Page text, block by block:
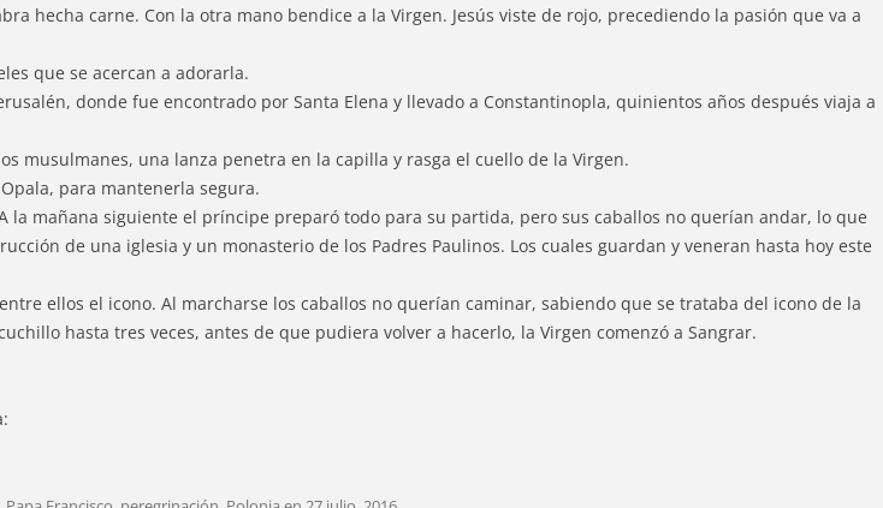
hecha carne. Con la otra mano bendice a la Virgen. Jesús viste de rojo, precediendo la pasión que va a
que se acercan a adorarla.
donde fue encontrado por Santa Elena y llevado a Constantinopla, quinientos años después viaja a
musulmanes, una lanza penetra en la capilla y rasga el cuello de la Virgen.
para mantenerla segura.
la mañana siguiente el príncipe preparó todo para su partida, pero sus caballos no querían andar, lo que
de una iglesia y un monasterio de los Padres Paulinos. Los cuales guardan y veneran hasta hoy este
ellos el icono. Al marcharse los caballos no querían caminar, sabiendo que se trataba del icono de la
hasta tres veces, antes de que pudiera volver a hacerlo, la Virgen comenzó a Sangrar.